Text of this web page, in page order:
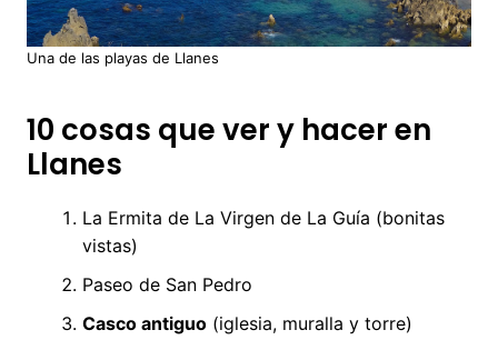
Una de las playas de Llanes
10 cosas que ver y hacer en
Llanes
La Ermita de La Virgen de La Guía (bonitas
vistas)
Paseo de San Pedro
Casco antiguo(iglesia, muralla y torre)